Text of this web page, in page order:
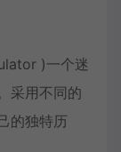
)一个迷
采用不同的
的独特历